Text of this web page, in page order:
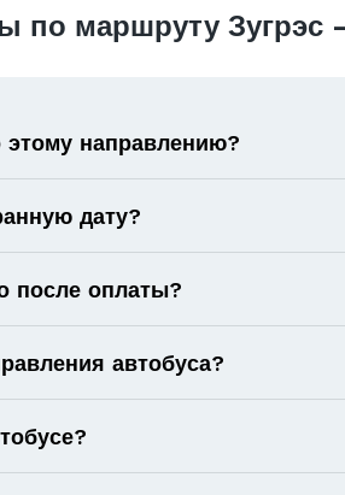
по маршруту Зугрэс
этому направлению?
дату?
после оплаты?
автобуса?